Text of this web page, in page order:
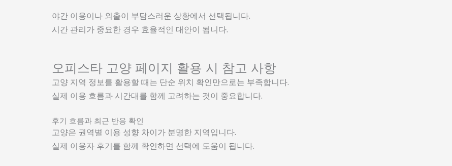
야간 이용이나 외출이 부담스러운 상황에서 선택됩니다.
시간 관리가 중요한 경우 효율적인 대안이 됩니다.
오피스타 고양 페이지 활용 시 참고 사항
고양 지역 정보를 활용할 때는 단순 위치 확인만으로는 부족합니다.
실제 이용 흐름과 시간대를 함께 고려하는 것이 중요합니다.
후기 흐름과 최근 반응 확인
고양은 권역별 이용 성향 차이가 분명한 지역입니다.
실제 이용자 후기를 함께 확인하면 선택에 도움이 됩니다.